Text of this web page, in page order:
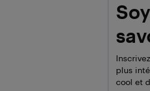
plus
cool et